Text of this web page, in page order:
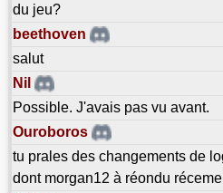
du jeu?
beethoven
salut
Nil
Possible. J'avais pas vu avant.
Ouroboros
tu prales des changements de
dont morgan12 à réondu